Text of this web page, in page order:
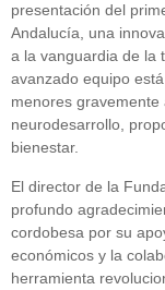
presentación del
Andalucía, una
a la vanguardia de la
avanzado equipo
menores
neurodesarrollo,
bienestar.
El director de la
profundo
cordobesa por su
económicos y la
herramienta